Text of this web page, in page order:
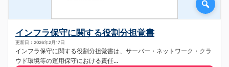
インフラ保守に関する役割分担覚書
更新日：2026年2月17日
インフラ保守に関する役割分担覚書は、サーバー・ネットワーク・クラ
ウド環境等の運用保守における責任...